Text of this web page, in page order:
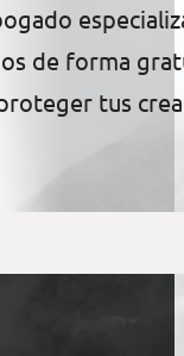
de forma
tus